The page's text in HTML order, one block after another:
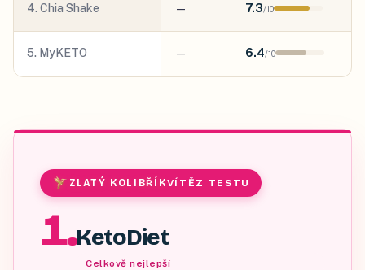
4. Chia Shake — 7.3/10
5. MyKETO — 6.4/10
ZLATÝ KOLIBŘÍKVÍTĚZ TESTU
1.KetoDiet
Celkově nejlepší